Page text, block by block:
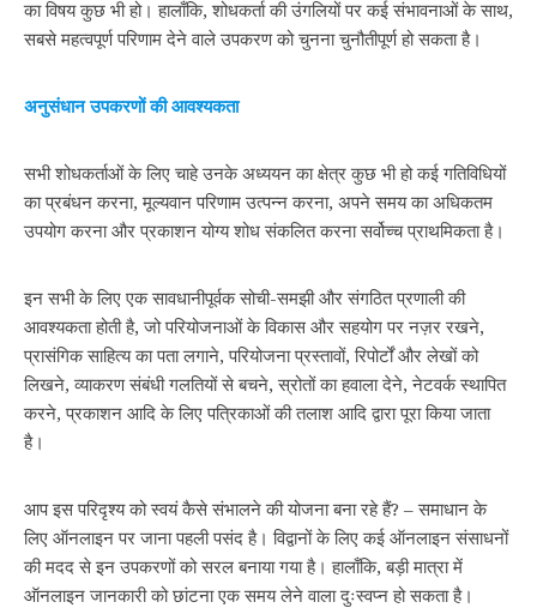
का विषय कुछ भी हो। हालाँकि, शोधकर्ता की उंगलियों पर कई संभावनाओं के साथ,
सबसे महत्वपूर्ण परिणाम देने वाले उपकरण को चुनना चुनौतीपूर्ण हो सकता है।
अनुसंधान उपकरणों की आवश्यकता
सभी शोधकर्ताओं के लिए चाहे उनके अध्ययन का क्षेत्र कुछ भी हो कई गतिविधियों
का प्रबंधन करना, मूल्यवान परिणाम उत्पन्न करना, अपने समय का अधिकतम
उपयोग करना और प्रकाशन योग्य शोध संकलित करना सर्वोच्च प्राथमिकता है।
इन सभी के लिए एक सावधानीपूर्वक सोची-समझी और संगठित प्रणाली की
आवश्यकता होती है, जो परियोजनाओं के विकास और सहयोग पर नज़र रखने,
प्रासंगिक साहित्य का पता लगाने, परियोजना प्रस्तावों, रिपोर्टों और लेखों को
लिखने, व्याकरण संबंधी गलतियों से बचने, स्रोतों का हवाला देने, नेटवर्क स्थापित
करने, प्रकाशन आदि के लिए पत्रिकाओं की तलाश आदि द्वारा पूरा किया जाता
है।
आप इस परिदृश्य को स्वयं कैसे संभालने की योजना बना रहे हैं? – समाधान के
लिए ऑनलाइन पर जाना पहली पसंद है। विद्वानों के लिए कई ऑनलाइन संसाधनों
की मदद से इन उपकरणों को सरल बनाया गया है। हालाँकि, बड़ी मात्रा में
ऑनलाइन जानकारी को छांटना एक समय लेने वाला दुःस्वप्न हो सकता है।